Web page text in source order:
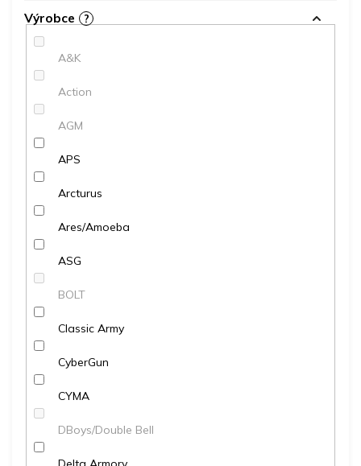
Výrobce ?
A&K
Action
AGM
APS
Arcturus
Ares/Amoeba
ASG
BOLT
Classic Army
CyberGun
CYMA
DBoys/Double Bell